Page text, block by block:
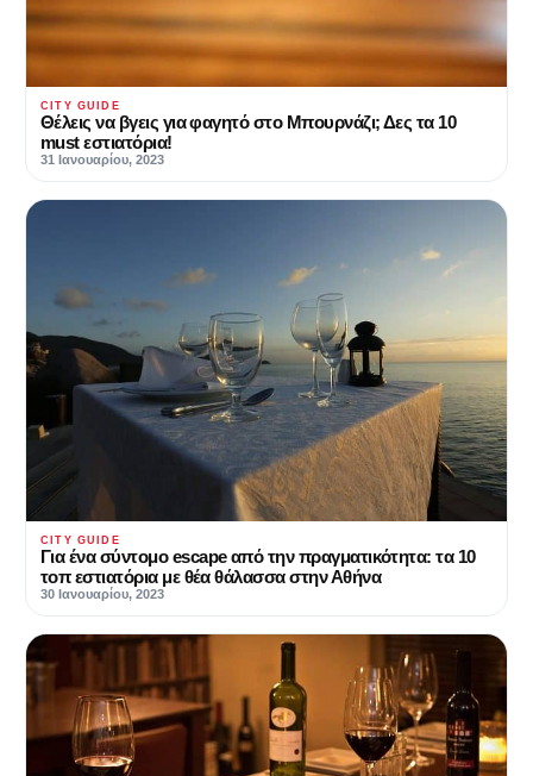
CITY GUIDE
Θέλεις να βγεις για φαγητό στο Μπουρνάζι; Δες τα 10
must εστιατόρια!
31 Ιανουαρίου, 2023
CITY GUIDE
Για ένα σύντομο escape από την πραγματικότητα: τα 10
τοπ εστιατόρια με θέα θάλασσα στην Αθήνα
30 Ιανουαρίου, 2023